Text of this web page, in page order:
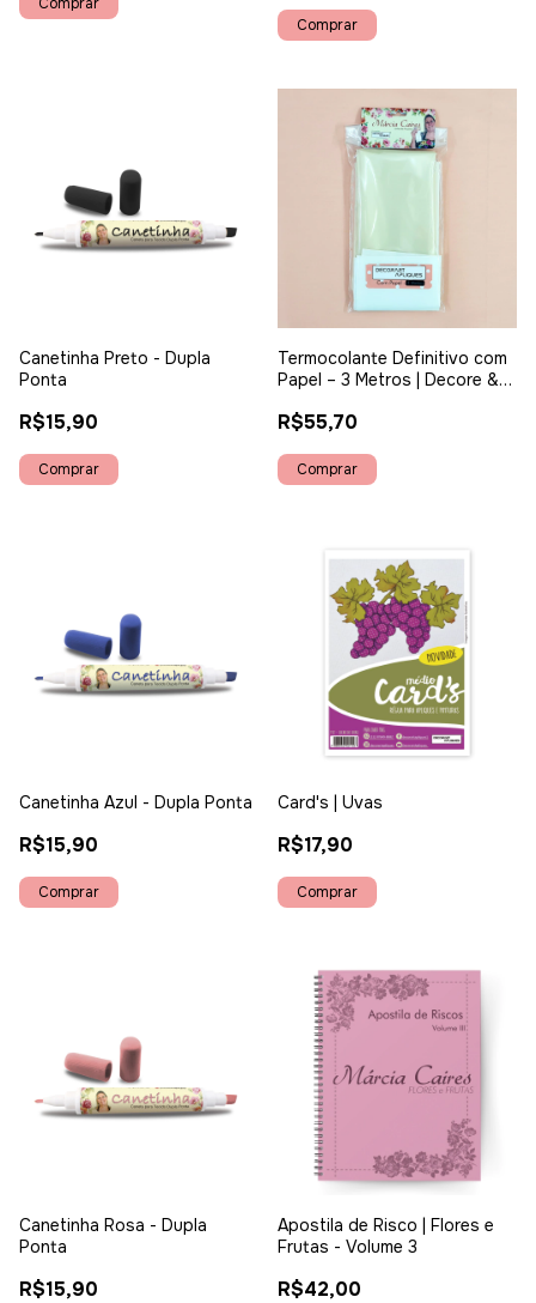
Canetinha Preto - Dupla
Ponta
R$15,90
Termocolante Definitivo com
Papel – 3 Metros | Decore &
R$55,70
Canetinha Azul - Dupla Ponta
R$15,90
Card's | Uvas
R$17,90
Canetinha Rosa - Dupla
Ponta
R$15,90
Apostila de Risco | Flores e
Frutas - Volume 3
R$42,00